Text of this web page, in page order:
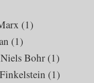
(1)
(1)
Niels Bohr (1)
(1)